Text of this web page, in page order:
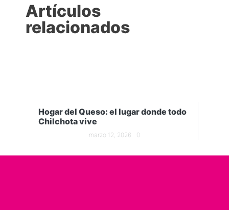
Artículos
relacionados
Hogar del Queso: el lugar donde todo
Chilchota vive
marzo 12, 2026 0